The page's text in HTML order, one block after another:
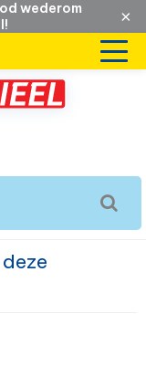
wederom
×